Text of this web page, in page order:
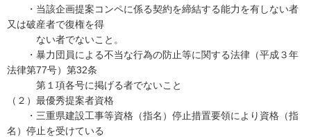
・当該企画提案コンペに係る契約を締結する能力を有しない者
又は破産者で復権を得
ない者でないこと。
・暴力団員による不当な行為の防止等に関する法律（平成３年
法律第77号）第32条
第１項各号に掲げる者でないこと
（２）最優秀提案者資格
・三重県建設工事等資格（指名）停止措置要領により資格（指
名）停止を受けている